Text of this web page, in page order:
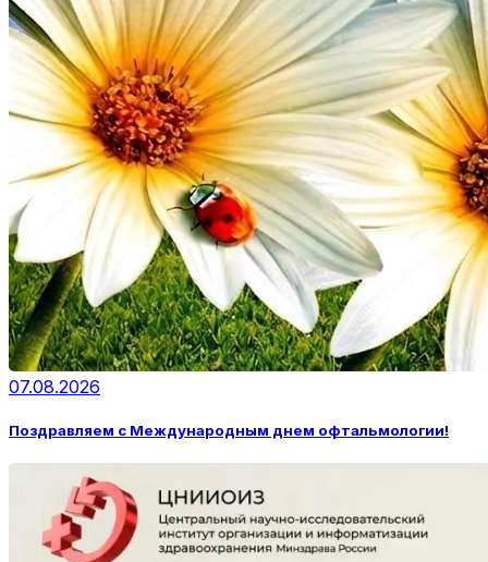
07.08.2026
Поздравляем с Международным днем офтальмологии!